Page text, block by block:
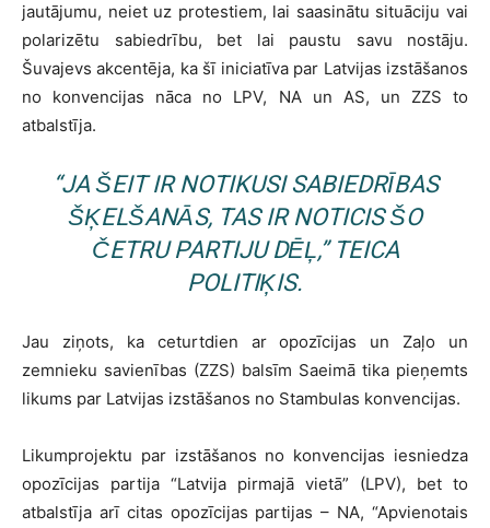
jautājumu, neiet uz protestiem, lai saasinātu situāciju vai
polarizētu sabiedrību, bet lai paustu savu nostāju.
Šuvajevs akcentēja, ka šī iniciatīva par Latvijas izstāšanos
no konvencijas nāca no LPV, NA un AS, un ZZS to
atbalstīja.
“JA ŠEIT IR NOTIKUSI SABIEDRĪBAS
ŠĶELŠANĀS, TAS IR NOTICIS ŠO
ČETRU PARTIJU DĒĻ,” TEICA
POLITIĶIS.
Jau ziņots, ka ceturtdien ar opozīcijas un Zaļo un
zemnieku savienības (ZZS) balsīm Saeimā tika pieņemts
likums par Latvijas izstāšanos no Stambulas konvencijas.
Likumprojektu par izstāšanos no konvencijas iesniedza
opozīcijas partija “Latvija pirmajā vietā” (LPV), bet to
atbalstīja arī citas opozīcijas partijas – NA, “Apvienotais